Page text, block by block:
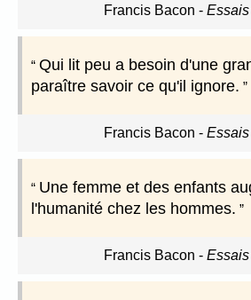
Francis Bacon -
Qui lit peu a besoin d'une
paraître savoir ce qu'il ignore.
Francis Bacon -
Une femme et des enfants
l'humanité chez les hommes.
Francis Bacon -